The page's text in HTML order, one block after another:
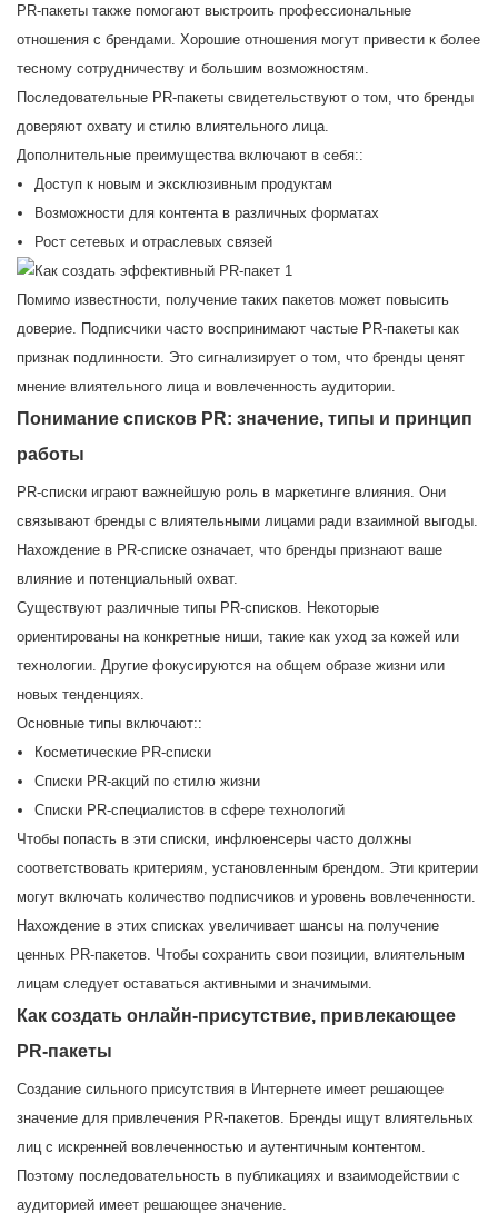
PR-пакеты также помогают выстроить профессиональные
отношения с брендами. Хорошие отношения могут привести к более
тесному сотрудничеству и большим возможностям.
Последовательные PR-пакеты свидетельствуют о том, что бренды
доверяют охвату и стилю влиятельного лица.
Дополнительные преимущества включают в себя::
Доступ к новым и эксклюзивным продуктам
Возможности для контента в различных форматах
Рост сетевых и отраслевых связей
Помимо известности, получение таких пакетов может повысить
доверие. Подписчики часто воспринимают частые PR-пакеты как
признак подлинности. Это сигнализирует о том, что бренды ценят
мнение влиятельного лица и вовлеченность аудитории.
Понимание списков PR: значение, типы и принцип
работы
PR-списки играют важнейшую роль в маркетинге влияния. Они
связывают бренды с влиятельными лицами ради взаимной выгоды.
Нахождение в PR-списке означает, что бренды признают ваше
влияние и потенциальный охват.
Существуют различные типы PR-списков. Некоторые
ориентированы на конкретные ниши, такие как уход за кожей или
технологии. Другие фокусируются на общем образе жизни или
новых тенденциях.
Основные типы включают::
Косметические PR-списки
Списки PR-акций по стилю жизни
Списки PR-специалистов в сфере технологий
Чтобы попасть в эти списки, инфлюенсеры часто должны
соответствовать критериям, установленным брендом. Эти критерии
могут включать количество подписчиков и уровень вовлеченности.
Нахождение в этих списках увеличивает шансы на получение
ценных PR-пакетов. Чтобы сохранить свои позиции, влиятельным
лицам следует оставаться активными и значимыми.
Как создать онлайн-присутствие, привлекающее
PR-пакеты
Создание сильного присутствия в Интернете имеет решающее
значение для привлечения PR-пакетов. Бренды ищут влиятельных
лиц с искренней вовлеченностью и аутентичным контентом.
Поэтому последовательность в публикациях и взаимодействии с
аудиторией имеет решающее значение.